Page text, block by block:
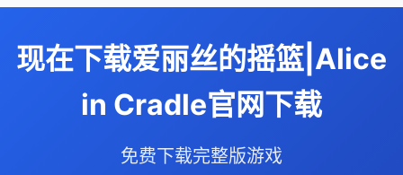
现在下载爱丽丝的摇篮|Alice
in Cradle官网下载
免费下载完整版游戏